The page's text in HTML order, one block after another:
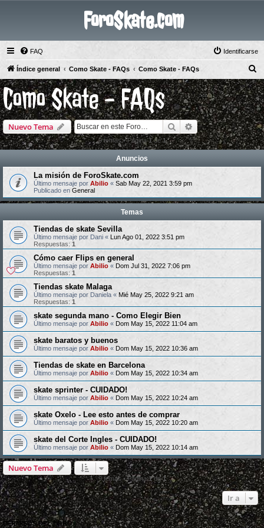
ForoSkate.com
FAQ Identificarse
Índice general Como Skate - FAQs Como Skate - FAQs
u
s
c
a
r
Como Skate - FAQs
Nuevo Tema BuscarBúsqueda
9 temas • Página1de1
Anuncios
La misión de ForoSkate.com
Último mensaje por Abilio « Sab May 22, 2021 3:59 pm
Publicado en General
Temas
Tiendas de skate Sevilla
Último mensaje por Dani « Lun Ago 01, 2022 3:51 pm
Respuestas: 1
Cómo caer Flips en general
Último mensaje por Abilio « Dom Jul 31, 2022 7:06 pm
Respuestas: 1
Tiendas skate Malaga
Último mensaje por Daniela « Mié May 25, 2022 9:21 am
Respuestas: 1
skate segunda mano - Como Elegir Bien
Último mensaje por Abilio « Dom May 15, 2022 11:04 am
skate baratos y buenos
Último mensaje por Abilio « Dom May 15, 2022 10:36 am
Tiendas de skate en Barcelona
Último mensaje por Abilio « Dom May 15, 2022 10:34 am
skate sprinter - CUIDADO!
Último mensaje por Abilio « Dom May 15, 2022 10:24 am
skate Oxelo - Lee esto antes de comprar
Último mensaje por Abilio « Dom May 15, 2022 10:20 am
skate del Corte Ingles - CUIDADO!
Último mensaje por Abilio « Dom May 15, 2022 10:14 am
Nuevo Tema
9 temas • Página1de1
Ir a
PERMISOS DEL FORO